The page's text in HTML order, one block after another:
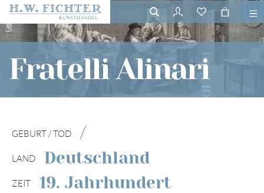
01
Fratelli Alinari
GEBURT / TOD /
LAND Deutschland
ZEIT 19. Jahrhundert